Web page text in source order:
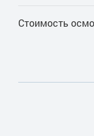
Стоимость